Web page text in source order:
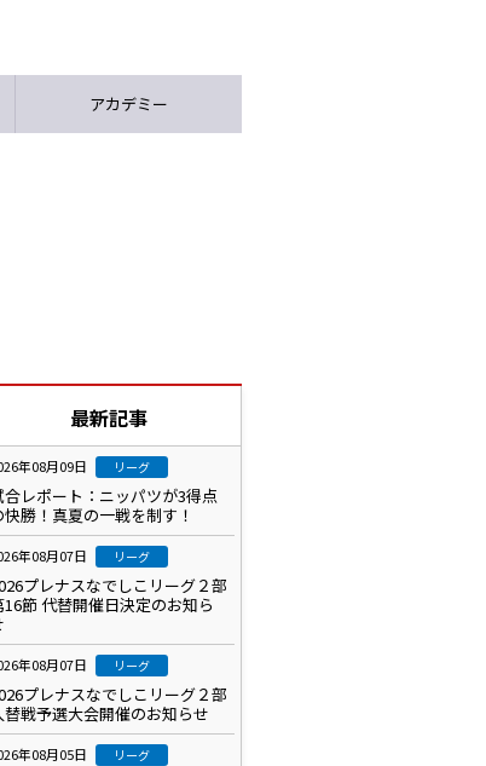
アカデミー
最新記事
年08月09日 リーグ
合レポート：ニッパツが3得点
快勝！真夏の一戦を制す！
年08月07日 リーグ
プレナスなでしこリーグ２部
16節 代替開催日決定のお知ら
年08月07日 リーグ
プレナスなでしこリーグ２部
替戦予選大会開催のお知らせ
年08月05日 リーグ